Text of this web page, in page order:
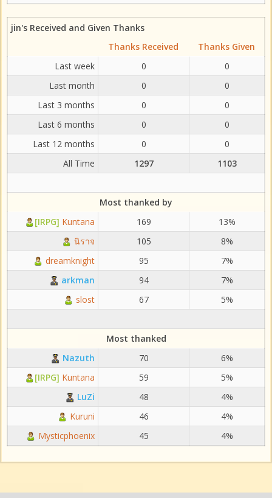
jin's Received and Given Thanks
Thanks Received
Thanks Given
Last week
0
0
Last month
0
0
Last 3 months
0
0
Last 6 months
0
0
Last 12 months
0
0
All Time
1297 1103
Most thanked by
[IRPG] Kuntana 169
13%
นิราจ
105
8%
dreamknight
95
7%
arkman
94
7%
slost
67 5%
Most thanked
Nazuth
70
6%
[IRPG] Kuntana 59
5%
LuZi
48
4%
Kuruni
46
4%
Mysticphoenix
45 4%